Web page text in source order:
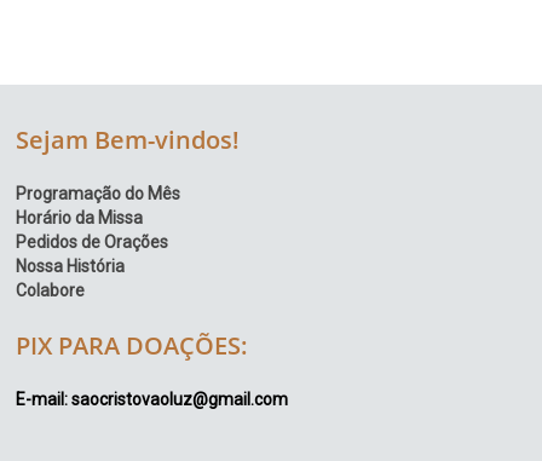
Sejam Bem-vindos!
Programação do Mês
Horário da Missa
Pedidos de Orações
Nossa História
Colabore
PIX PARA DOAÇÕES:
E-mail: saocristovaoluz@gmail.com